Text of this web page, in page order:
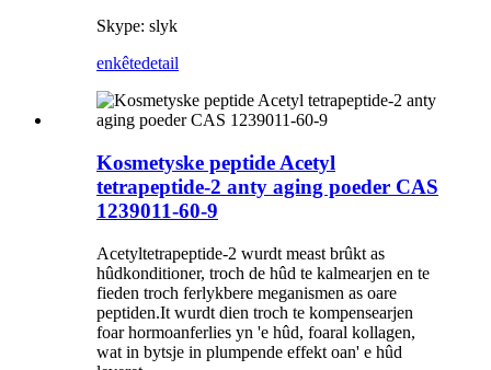
Skype: slyk
enkêtedetail
Kosmetyske peptide Acetyl
tetrapeptide-2 anty aging poeder CAS
1239011-60-9
Acetyltetrapeptide-2 wurdt meast brûkt as
hûdkonditioner, troch de hûd te kalmearjen en te
fieden troch ferlykbere meganismen as oare
peptiden.It wurdt dien troch te kompensearjen
foar hormoanferlies yn 'e hûd, foaral kollagen,
wat in bytsje in plumpende effekt oan' e hûd